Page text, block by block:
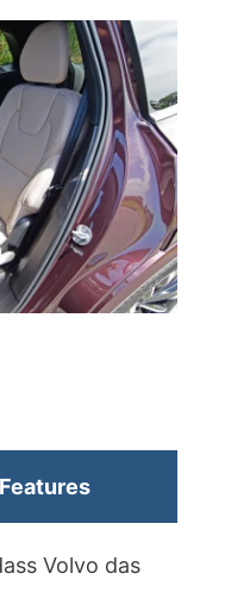
Volvo das